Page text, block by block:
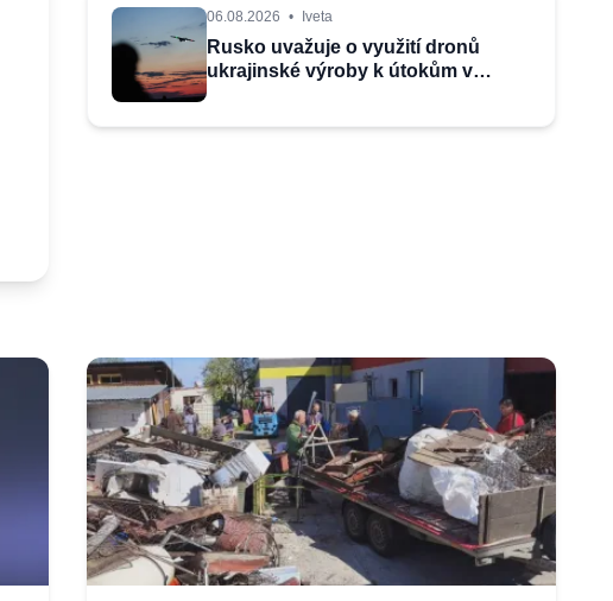
06.08.2026 • Iveta
Rusko uvažuje o využití dronů
ukrajinské výroby k útokům v